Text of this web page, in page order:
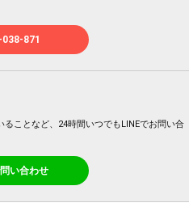
038-871
ことなど、24時間いつでもLINEでお問い合
い合わせ